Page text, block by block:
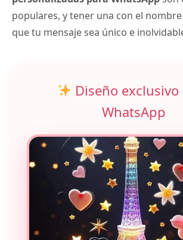
populares, y tener una con el
que tu mensaje sea único e
Diseño exclusivo
WhatsApp